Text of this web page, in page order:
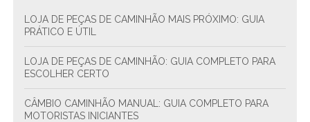
PRÁTICO E ÚTIL
ESCOLHER CERTO
CÂMBIO CAMINHÃO MANUAL: GUIA COMPLETO PARA
MOTORISTAS INICIANTES